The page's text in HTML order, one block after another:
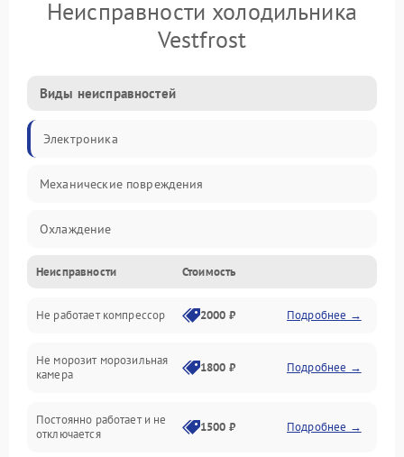
Неисправности холодильника
Vestfrost
Виды неисправностей
Электроника
Механические повреждения
Охлаждение
Механика
Электропитание
Дренаж
Неисправности Стоимость
Не работает компрессор 2000 ₽ Подробнее →
Не морозит морозильная
камера
1800 ₽ Подробнее →
Постоянно работает и не
отключается
1500 ₽ Подробнее →